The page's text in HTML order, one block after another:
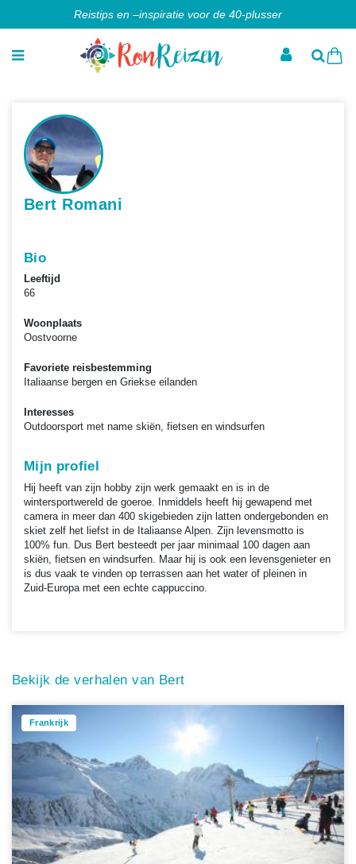
Reistips en –inspiratie voor de 40-plusser
Bert Romani
Bio
Leeftijd
66
Woonplaats
Oostvoorne
Favoriete reisbestemming
Italiaanse bergen en Griekse eilanden
Interesses
Outdoorsport met name skiën, fietsen en windsurfen
Mijn profiel
Hij heeft van zijn hobby zijn werk gemaakt en is in de
wintersportwereld de goeroe. Inmiddels heeft hij gewapend met
camera in meer dan 400 skigebieden zijn latten ondergebonden en
skiet zelf het liefst in de Italiaanse Alpen. Zijn levensmotto is
100% fun. Dus Bert besteedt per jaar minimaal 100 dagen aan
skiën, fietsen en windsurfen. Maar hij is ook een levensgenieter en
is dus vaak te vinden op terrassen aan het water of pleinen in
Zuid-Europa met een echte cappuccino.
Bekijk de verhalen van Bert
Frankrijk